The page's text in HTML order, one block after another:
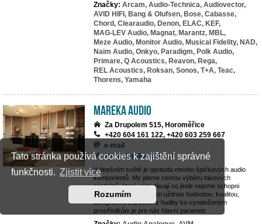
Tato stránka používá cookies k zajištění správné
funkčnosti. Zjistit více
Rozumím
Značky: Arcam, Audio-Technica, Audiovector,
AVID HIFI, Bang & Olufsen, Bose, Cabasse,
Chord, Clearaudio, Denon, ELAC, KEF,
MAG-LEV Audio, Magnat, Marantz, MBL,
Meze Audio, Monitor Audio, Musical Fidelity, NAD,
Naim Audio, Onkyo, Paradigm, Polk Audio,
Primare, Q Acoustics, Reavon, Rega,
REL Acoustics, Roksan, Sonos, T+A, Teac,
Thorens, Yamaha
MAREKA AUDIO
Za Drupolem 515, Horoměřice
+420 604 161 122, +420 603 259 667
e-mail
www.marekaaudio.cz
V dnešním světě je opravdu mnoho špičkových audio
komponentů. My jdeme cestou výběru takových
produktů, které nám dávají co jinde nejsme schopni
nalézt. Rovnováha mezi užitnou hodnotou, kvalitou,
designem a zážitkem z hudby ku vynaloženým
prostředkům je pro nás hlavní parametr.